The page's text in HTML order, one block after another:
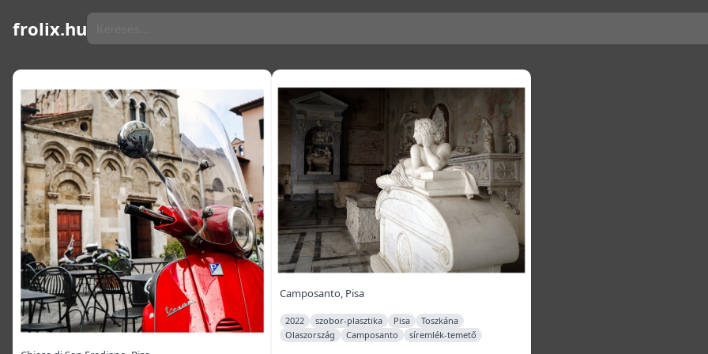
frolix.hu
Camposanto, Pisa
2022 szobor-plasztika Pisa
Toszkána
Olaszország
Camposanto síremlék-temető